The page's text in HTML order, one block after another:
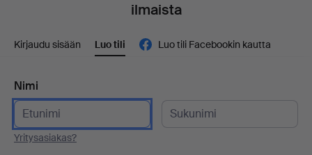
ilmaista
Kirjaudu sisään Luo tili Luo tili Facebookin kautta
Nimi
Yritysasiakas?